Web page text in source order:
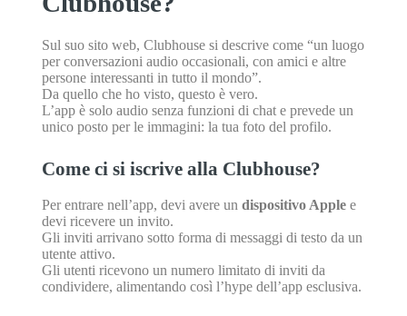
Sul suo sito web, Clubhouse si descrive come “un luogo
per conversazioni audio occasionali, con amici e altre
persone interessanti in tutto il mondo”.
Da quello che ho visto, questo è vero.
L’app è solo audio senza funzioni di chat e prevede un
unico posto per le immagini: la tua foto del profilo.
Come ci si iscrive alla Clubhouse?
Per entrare nell’app, devi avere undispositivo Apple e
devi ricevere un invito.
Gli inviti arrivano sotto forma di messaggi di testo da un
utente attivo.
Gli utenti ricevono un numero limitato di inviti da
condividere, alimentando così l’hype dell’app esclusiva.